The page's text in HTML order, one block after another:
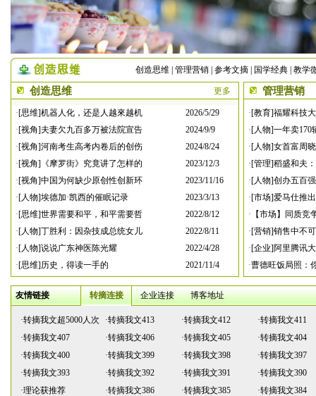
创造思维 管理营销 参考文摘 国学经典 教学
创造思维 更多
·[思维]机器人化，还是人越來越机
2026/5/29
·[视角]夫妻欠九百多万被法院宣告
2024/9/9
·[视角]河南考生高考内卷后的创伤
2024/8/24
·[视角]《摩罗街》究竟讲了怎样的
2023/12/3
·[视角]中国为何缺少原创性创新环
2023/11/16
·[人物]埃德加·凯西的催眠记录
2023/3/13
·[思维]世界需要和平，和平需要哲
2022/8/12
·[人物]丁胜利：因杂技成总统女儿
2022/8/11
·[人物]说说广东神医陈光耀
2022/4/28
·[思维]历史，得读一手的 2021/11/4
管理营销
·[教育]福耀科技
·[人物]一年卖170
·[人物]女首富周
·[管理]稻盛和夫
·[人物]创办五百
·[市场]爱马仕推
· 【市场】同质竞
·[营销]销售中不
·[企业]阿里腾讯
·曹德旺饭局照：
友情链接 转摘连接 企业连接 博客地址
·转摘我文超5000人次 ·转摘我文413 ·转摘我文412 ·转摘我文411
·转摘我文407 ·转摘我文406 ·转摘我文405 ·转摘我文404
·转摘我文400 ·转摘我文399 ·转摘我文398 ·转摘我文397
·转摘我文393 ·转摘我文392 ·转摘我文391 ·转摘我文390
·理论获推荐 ·转摘我文386 ·转摘我文385 ·转摘我文384